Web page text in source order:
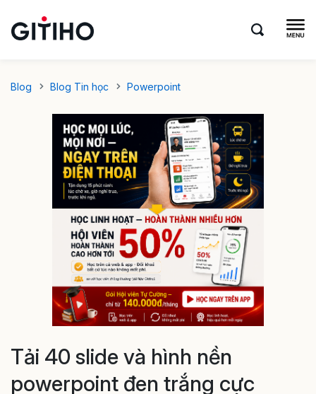
Blog Blog Tin học Powerpoint
Tải 40 slide và hình nền
powerpoint đen trắng cực